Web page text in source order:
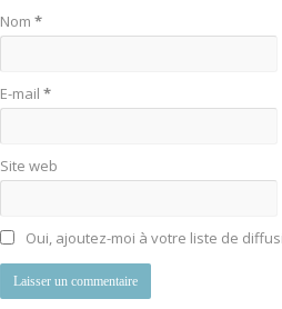
Nom *
E-mail *
Site web
Oui, ajoutez-moi à votre liste de